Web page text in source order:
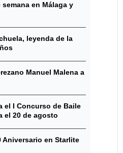
en Málaga y
leyenda de la
Manuel Malena a
el I Concurso de Baile
el 20 de agosto
Aniversario en Starlite